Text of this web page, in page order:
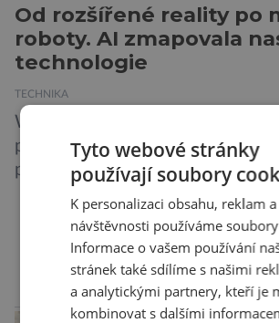
Od rozšířené reality po
roboty. AI zmapovala
technologie
TECHNIKA
Wikipedie je v mnohých
pomocník, zejména její anglická
podle některých výzkumů
internetová studna znalostí
křišťálovou kouli, ze které umělá
věštila, které technologie v
budoucnosti nejvíce zasáhnou
Za vším stojí australští
DALŠÍ ČLÁNKY ›
reklama
Tyto webové stránky
používají soubory
K personalizaci obsahu, reklam
návštěvnosti používáme
Informace o vašem používání
stránek také sdílíme s našimi
a analytickými partnery, kteří je
kombinovat s dalšími